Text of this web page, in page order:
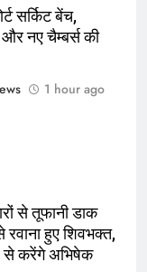
सर्किट बेंच,
और नए चैम्बर्स की
1 hour ago
से तूफानी डाक
हुए शिवभक्त,
से करेंगे अभिषेक